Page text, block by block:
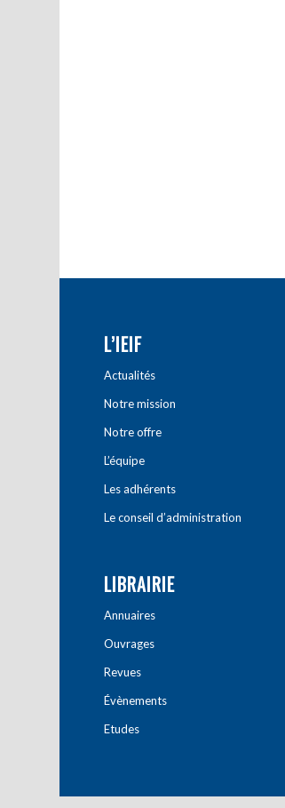
L’IEIF
Actualités
Notre mission
Notre offre
L’équipe
Les adhérents
Le conseil d’administration
LIBRAIRIE
Annuaires
Ouvrages
Revues
Évènements
Etudes